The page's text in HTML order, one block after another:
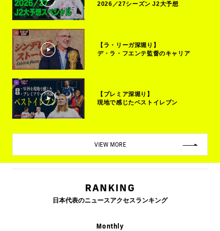
2026／27シーズン J2大予想
【ラ・リーガ深堀り】
デ・ラ・フエンテ監督のキャリア
【プレミア深堀り】
現地で感じたベストイレブン
VIEW MORE
RANKING
日本代表のニュースアクセスランキング
Monthly